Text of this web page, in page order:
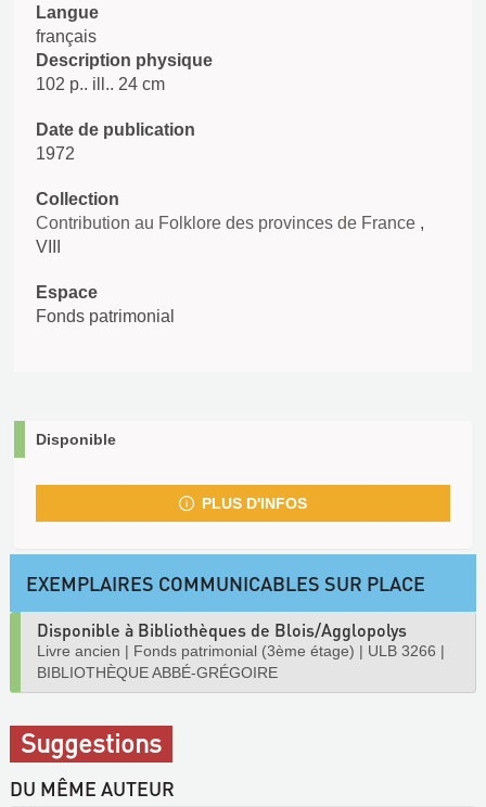
Langue
français
Description physique
102 p.. ill.. 24 cm
Date de publication
1972
Collection
Contribution au Folklore des provinces de France ,
VIII
Espace
Fonds patrimonial
Disponible
PLUS D'INFOS
EXEMPLAIRES COMMUNICABLES SUR PLACE
Disponible à Bibliothèques de Blois/Agglopolys
Livre ancien | Fonds patrimonial (3ème étage) | ULB 3266 |
BIBLIOTHÈQUE ABBÉ-GRÉGOIRE
Suggestions
DU MÊME AUTEUR